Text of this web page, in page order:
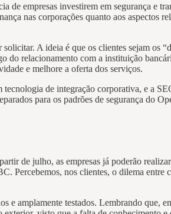
de empresas investirem em segurança e
nas corporações quanto aos aspectos
A ideia é que os clientes sejam os
do relacionamento com a instituição
e melhore a oferta dos serviços.
de integração corporativa, e a
para os padrões de segurança do
de julho, as empresas já poderão
Percebemos, nos clientes, o dilema entre
e amplamente testados. Lembrando que,